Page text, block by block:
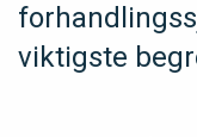
viktigste